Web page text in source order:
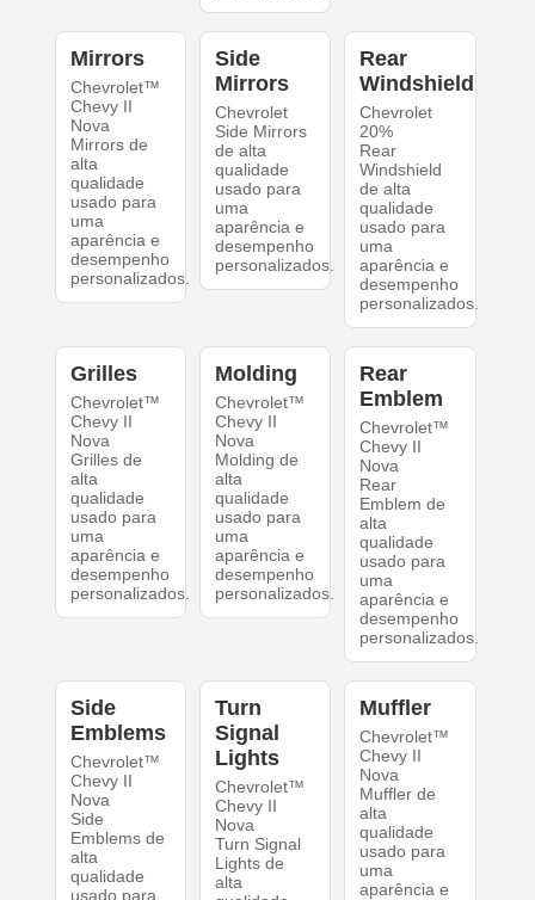
Mirrors
Chevrolet™
Chevy II
Nova
Mirrors de
alta
qualidade
usado para
uma
aparência e
desempenho
personalizados.
Side
Mirrors
Chevrolet
Side Mirrors
de alta
qualidade
usado para
uma
aparência e
desempenho
personalizados.
Rear
Windshield
Chevrolet
20%
Rear
Windshield
de alta
qualidade
usado para
uma
aparência e
desempenho
personalizados.
Grilles
Chevrolet™
Chevy II
Nova
Grilles de
alta
qualidade
usado para
uma
aparência e
desempenho
personalizados.
Molding
Chevrolet™
Chevy II
Nova
Molding de
alta
qualidade
usado para
uma
aparência e
desempenho
personalizados.
Rear
Emblem
Chevrolet™
Chevy II
Nova
Rear
Emblem de
alta
qualidade
usado para
uma
aparência e
desempenho
personalizados.
Side
Emblems
Chevrolet™
Chevy II
Nova
Side
Emblems de
alta
qualidade
usado para
Turn
Signal
Lights
Chevrolet™
Chevy II
Nova
Turn Signal
Lights de
alta
Muffler
Chevrolet™
Chevy II
Nova
Muffler de
alta
qualidade
usado para
uma
aparência e